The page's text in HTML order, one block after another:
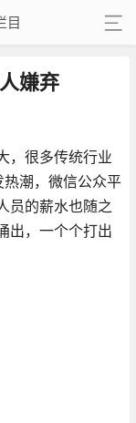
目
嫌弃
，很多传统行业
潮，微信公众平
员的薪水也随之
出，一个个打出